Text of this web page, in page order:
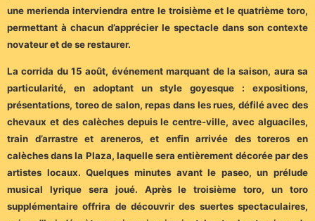
une merienda interviendra entre le troisième et le quatrième toro,
permettant à chacun d’apprécier le spectacle dans son contexte
novateur et de se restaurer.
La corrida du 15 août, événement marquant de la saison, aura sa
particularité, en adoptant un style goyesque : expositions,
présentations, toreo de salon, repas dans les rues, défilé avec des
chevaux et des calèches depuis le centre-ville, avec alguaciles,
train d’arrastre et areneros, et enfin arrivée des toreros en
calèches dans la Plaza, laquelle sera entièrement décorée par des
artistes locaux. Quelques minutes avant le paseo, un prélude
musical lyrique sera joué. Après le troisième toro, un toro
supplémentaire offrira de découvrir des suertes spectaculaires,